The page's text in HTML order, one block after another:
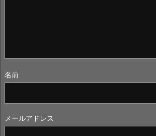
名前
メールアドレス